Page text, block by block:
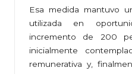
Esa medida mantuvo
utilizada en
incremento de 200
inicialmente
remunerativa y,